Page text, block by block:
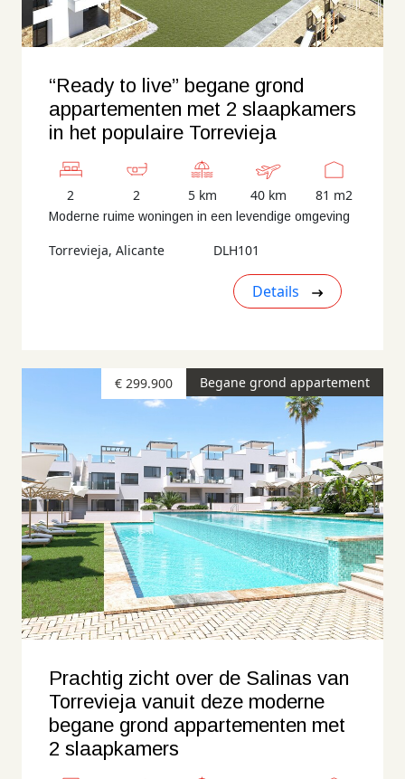
“Ready to live” begane grond
appartementen met 2 slaapkamers
in het populaire Torrevieja
2 2 5 km 40 km 81 m2
Moderne ruime woningen in een levendige omgeving
Torrevieja, Alicante DLH101
Details
Begane grond appartement
€ 299.900
Prachtig zicht over de Salinas van
Torrevieja vanuit deze moderne
begane grond appartementen met
2 slaapkamers